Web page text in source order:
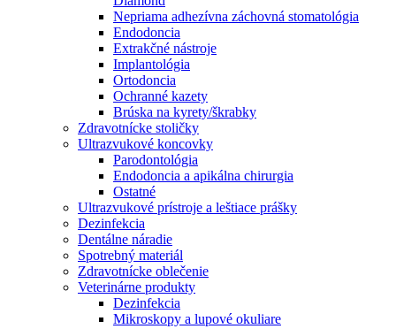
Nepriama adhezívna záchovná stomatológia
Endodoncia
Extrakčné nástroje
Implantológia
Ortodoncia
Ochranné kazety
Brúska na kyrety/škrabky
Zdravotnícke stoličky
Ultrazvukové koncovky
Parodontológia
Endodoncia a apikálna chirurgia
Ostatné
Ultrazvukové prístroje a leštiace prášky
Dezinfekcia
Dentálne náradie
Spotrebný materiál
Zdravotnícke oblečenie
Veterinárne produkty
Dezinfekcia
Mikroskopy a lupové okuliare